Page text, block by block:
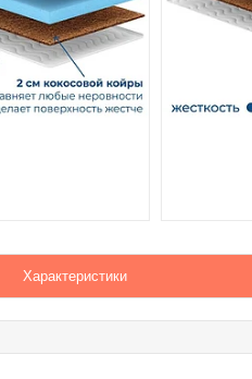
Характеристики